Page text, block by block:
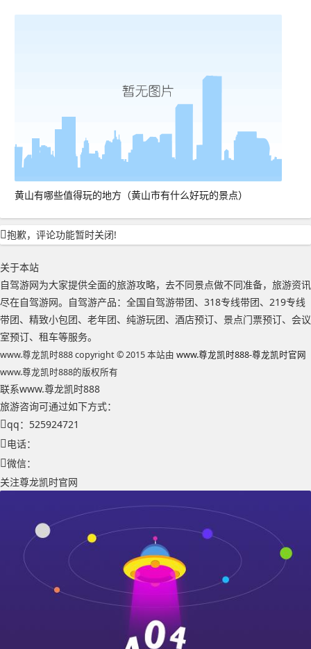
黄山有哪些值得玩的地方（黄山市有什么好玩的景点）
抱歉，评论功能暂时关闭!
关于本站
自驾游网为大家提供全面的旅游攻略，去不同景点做不同准备，旅游资讯
尽在自驾游网。自驾游产品：全国自驾游带团、318专线带团、219专线
带团、精致小包团、老年团、纯游玩团、酒店预订、景点门票预订、会议
室预订、租车等服务。
www.尊龙凯时888 copyright © 2015 本站由 www.尊龙凯时888-尊龙凯时官网
www.尊龙凯时888的版权所有
联系www.尊龙凯时888
旅游咨询可通过如下方式：
qq：525924721
电话：
微信：
关注尊龙凯时官网